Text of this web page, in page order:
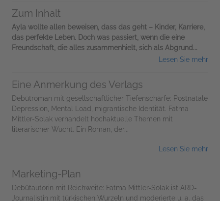
Zum Inhalt
Ayla wollte allen beweisen, dass das geht – Kinder, Karriere,
das perfekte Leben. Doch was passiert, wenn die eine
Freundschaft, die alles zusammenhielt, sich als Abgrund...
Lesen Sie mehr
Eine Anmerkung des Verlags
Debütroman mit gesellschaftlicher Tiefenschärfe: Postnatale
Depression, Mental Load, migrantische Identität. Fatma
Mittler-Solak verhandelt hochaktuelle Themen mit
literarischer Wucht. Ein Roman, der...
Lesen Sie mehr
Marketing-Plan
Debütautorin mit Reichweite: Fatma Mittler-Solak ist ARD-
Journalistin mit türkischen Wurzeln und moderierte u. a. das